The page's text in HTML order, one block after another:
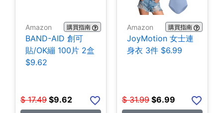
Amazon 購買指南
BAND-AID 創可
貼/OK繃 100片 2盒
$9.62
$ 17.49 $9.62
Amazon 購買指南
JoyMotion 女士連
身衣 3件 $6.99
$ 31.99 $6.99